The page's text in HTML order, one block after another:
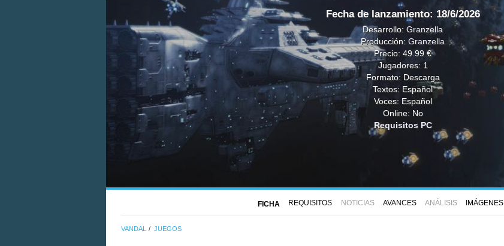
Fecha de lanzamiento: 18/6/2026
Desarrollo: Granzella
Producción: Granzella
Precio: 49.99 €
Jugadores: 1
Formato: Descarga
Textos: Español
Voces: Español
Online: No
Requisitos PC
FICHA REQUISITOS NOTICIAS AVANCES ANÁLISIS IMÁGENES
VANDAL JUEGOS